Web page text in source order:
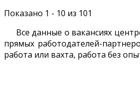
Показано 1 - 10 из 101
Все данные о вакансиях
прямых работодателей-
работа или вахта, работа без